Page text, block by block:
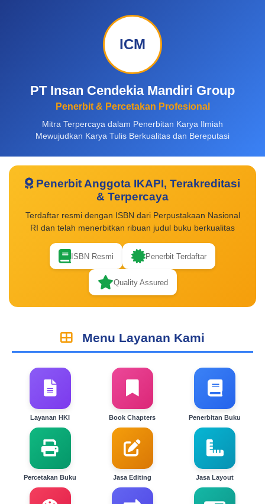
ICM
PT Insan Cendekia Mandiri Group
Penerbit & Percetakan Profesional
Mitra Terpercaya dalam Penerbitan Karya Ilmiah
Mewujudkan Karya Tulis Berkualitas dan Bereputasi
Penerbit Anggota IKAPI, Terakreditasi
& Terpercaya
Terdaftar resmi dengan ISBN dari Perpustakaan Nasional
RI dan telah menerbitkan ribuan judul buku berkualitas
ISBN Resmi Penerbit Terdaftar
Quality Assured
Menu Layanan Kami
Layanan HKI Book Chapters Penerbitan Buku
Percetakan Buku Jasa Editing Jasa Layout